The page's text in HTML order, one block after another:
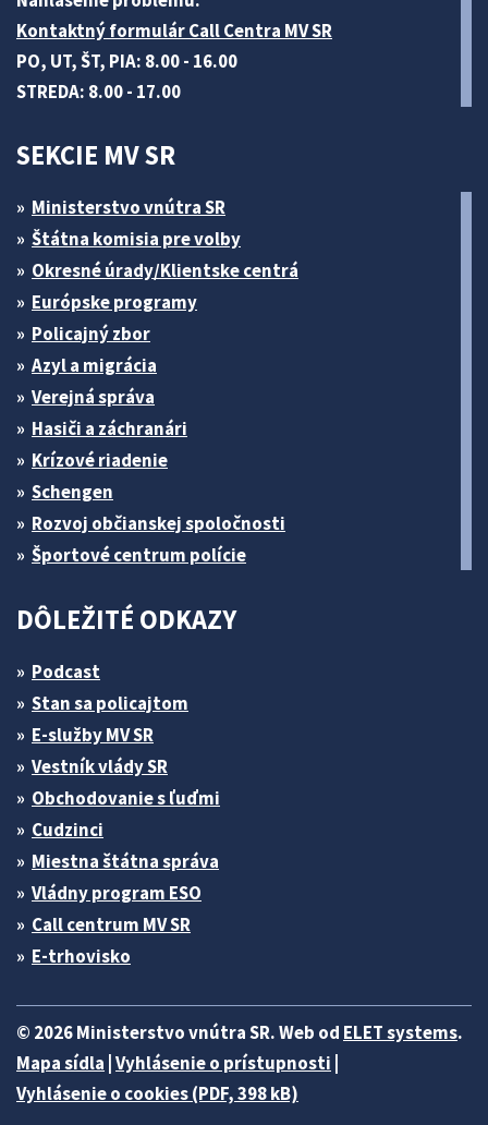
Kontaktný formulár Call Centra MV SR
PO, UT, ŠT, PIA: 8.00 - 16.00
STREDA: 8.00 - 17.00
SEKCIE MV SR
Ministerstvo vnútra SR
Štátna komisia pre volby
Okresné úrady/Klientske centrá
Európske programy
Policajný zbor
Azyl a migrácia
Verejná správa
Hasiči a záchranári
Krízové riadenie
Schengen
Rozvoj občianskej spoločnosti
Športové centrum polície
DÔLEŽITÉ ODKAZY
Podcast
Stan sa policajtom
E-služby MV SR
Vestník vlády SR
Obchodovanie s ľuďmi
Cudzinci
Miestna štátna správa
Vládny program ESO
Call centrum MV SR
E-trhovisko
© 2026 Ministerstvo vnútra SR. Web od ELET systems.
Mapa sídla Vyhlásenie o prístupnosti
Vyhlásenie o cookies (PDF, 398 kB)